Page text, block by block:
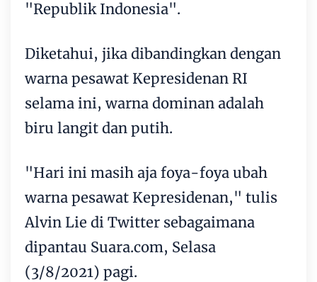
"Republik Indonesia".
Diketahui, jika dibandingkan dengan
warna pesawat Kepresidenan RI
selama ini, warna dominan adalah
biru langit dan putih.
"Hari ini masih aja foya-foya ubah
warna pesawat Kepresidenan," tulis
Alvin Lie di Twitter sebagaimana
dipantau Suara.com, Selasa
(3/8/2021) pagi.